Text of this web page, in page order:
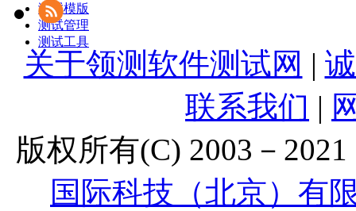
测试模版
测试管理
测试工具
关于领测软件测试网 |
联系我们 |
版权所有(C) 2003－2021
国际科技（北京）有